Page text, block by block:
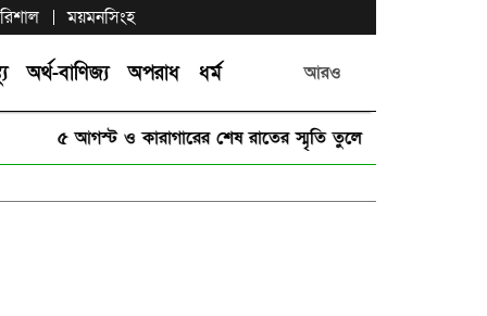
ময়মনসিংহ
অর্থ-বাণিজ্য অপরাধ ধর্ম আরও
৫ আগস্ট ও কারাগারের শেষ রাতের স্মৃতি তুলে ধরলেন ছাত্রদল